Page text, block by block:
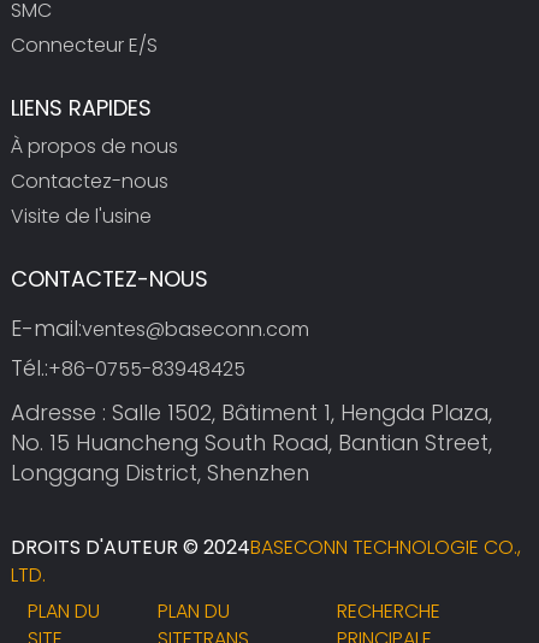
SMC
Connecteur E/S
LIENS RAPIDES
À propos de nous
Contactez-nous
Visite de l'usine
CONTACTEZ-NOUS
E-mail:ventes@baseconn.com
Tél.:+86-0755-83948425
Adresse : Salle 1502, Bâtiment 1, Hengda Plaza,
No. 15 Huancheng South Road, Bantian Street,
Longgang District, Shenzhen
DROITS D'AUTEUR © 2024BASECONN TECHNOLOGIE CO.,
LTD.
PLAN DU
PLAN DU
RECHERCHE